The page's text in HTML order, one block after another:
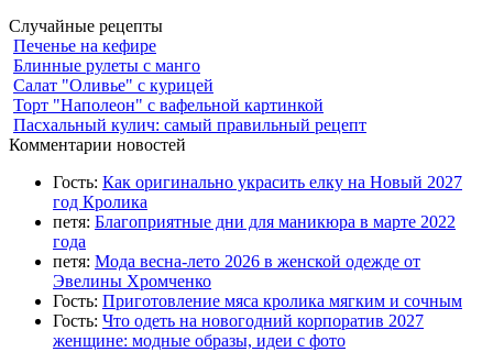
Случайные рецепты
Печенье на кефире
Блинные рулеты с манго
Салат "Оливье" с курицей
Торт "Наполеон" с вафельной картинкой
Пасхальный кулич: самый правильный рецепт
Комментарии новостей
Гость: Как оригинально украсить елку на Новый 2027
год Кролика
петя: Благоприятные дни для маникюра в марте 2022
года
петя: Мода весна-лето 2026 в женской одежде от
Эвелины Хромченко
Гость: Приготовление мяса кролика мягким и сочным
Гость: Что одеть на новогодний корпоратив 2027
женщине: модные образы, идеи с фото